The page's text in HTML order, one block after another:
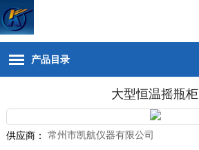
产品目录
大型恒温摇瓶柜
供应商： 常州市凯航仪器有限公司